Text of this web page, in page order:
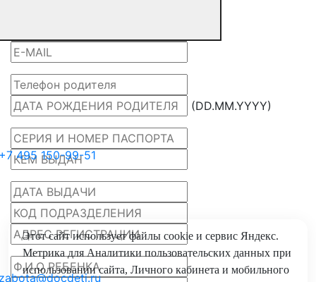
495 150-99-51
(DD.MM.YYYY)
Этот сайт использует файлы cookie и сервис Яндекс.
Метрика для Аналитики пользовательских данных при
использовании сайта, Личного кабинета и мобильного